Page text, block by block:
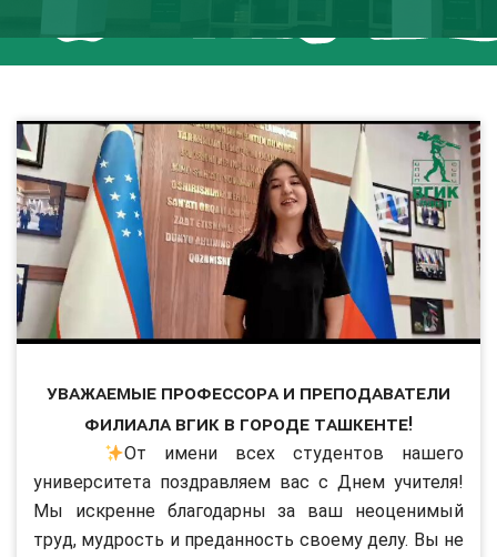
Уважаемые профессора и преподаватели
филиала ВГИК в городе Ташкенте!
От имени всех студентов нашего
университета поздравляем вас с Днем учителя!
Мы искренне благодарны за ваш неоценимый
труд, мудрость и преданность своему делу. Вы не